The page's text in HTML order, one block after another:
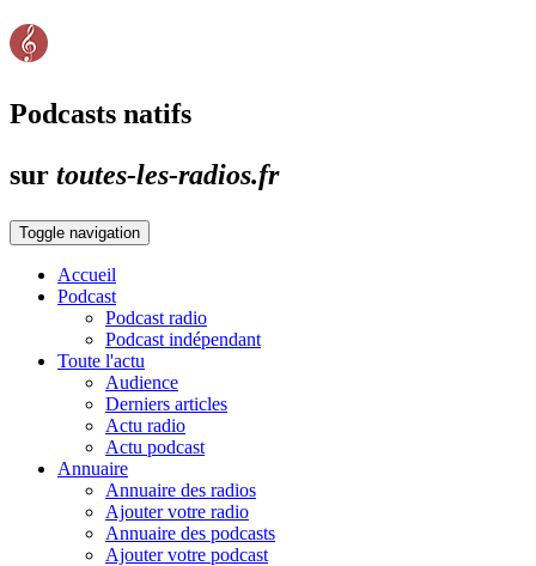
Podcasts natifs
sur toutes-les-radios.fr
Toggle navigation
Accueil
Podcast
Podcast radio
Podcast indépendant
Toute l'actu
Audience
Derniers articles
Actu radio
Actu podcast
Annuaire
Annuaire des radios
Ajouter votre radio
Annuaire des podcasts
Ajouter votre podcast